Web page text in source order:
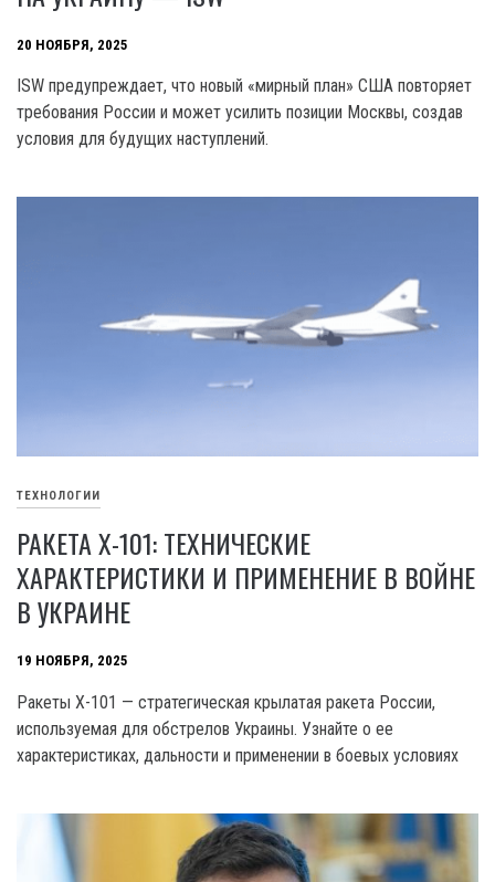
20 НОЯБРЯ, 2025
ISW предупреждает, что новый «мирный план» США повторяет
требования России и может усилить позиции Москвы, создав
условия для будущих наступлений.
ТЕХНОЛОГИИ
РАКЕТА Х-101: ТЕХНИЧЕСКИЕ
ХАРАКТЕРИСТИКИ И ПРИМЕНЕНИЕ В ВОЙНЕ
В УКРАИНЕ
19 НОЯБРЯ, 2025
Ракеты Х-101 — стратегическая крылатая ракета России,
используемая для обстрелов Украины. Узнайте о ее
характеристиках, дальности и применении в боевых условиях